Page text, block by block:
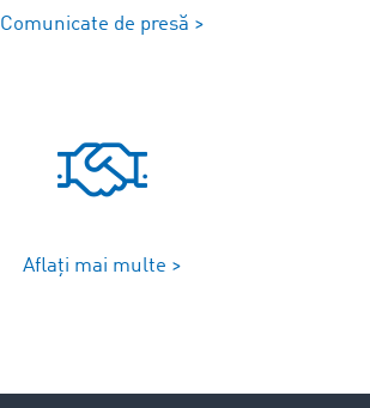
Comunicate de presă >
Aflați mai multe >